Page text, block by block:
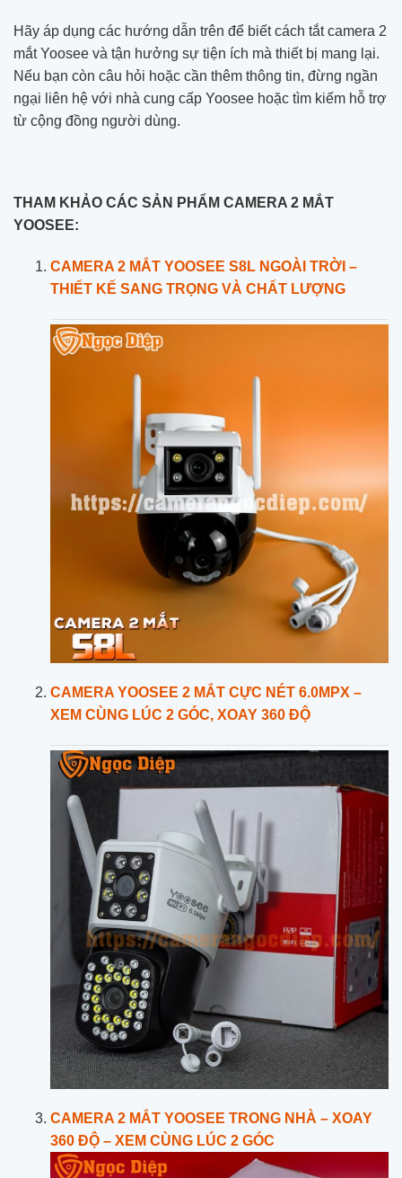
Hãy áp dụng các hướng dẫn trên để biết cách tắt camera 2
mắt Yoosee và tận hưởng sự tiện ích mà thiết bị mang lại.
Nếu bạn còn câu hỏi hoặc cần thêm thông tin, đừng ngần
ngại liên hệ với nhà cung cấp Yoosee hoặc tìm kiếm hỗ trợ
từ cộng đồng người dùng.
THAM KHẢO CÁC SẢN PHẨM CAMERA 2 MẮT
YOOSEE:
CAMERA 2 MẮT YOOSEE S8L NGOÀI TRỜI –
THIẾT KẾ SANG TRỌNG VÀ CHẤT LƯỢNG
CAMERA YOOSEE 2 MẮT CỰC NÉT 6.0MPX –
XEM CÙNG LÚC 2 GÓC, XOAY 360 ĐỘ
CAMERA 2 MẮT YOOSEE TRONG NHÀ – XOAY
360 ĐỘ – XEM CÙNG LÚC 2 GÓC